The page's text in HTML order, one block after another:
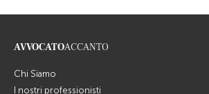
AVVOCATOACCANTO
Chi Siamo
I nostri professionisti